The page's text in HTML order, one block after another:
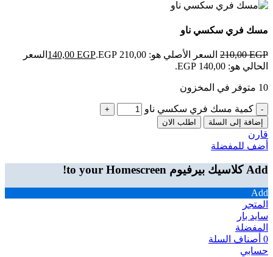
مسك فري سكسي ناو
210,00EGP السعر الأصلي هو: 210,00 EGP. 140,00 EGP
السعر
الحالي هو: 140,00 EGP.
10 متوفر في المخزون
كمية مسك فري سكسي ناو
إضافة إلى السلة اطلب الان
قارن
أضف للمفضلة
Add كلاسيك بيرفيوم to your Homescreen!
Add
المتجر
سايد بار
المفضلة
0 أصناف السلة
حسابي